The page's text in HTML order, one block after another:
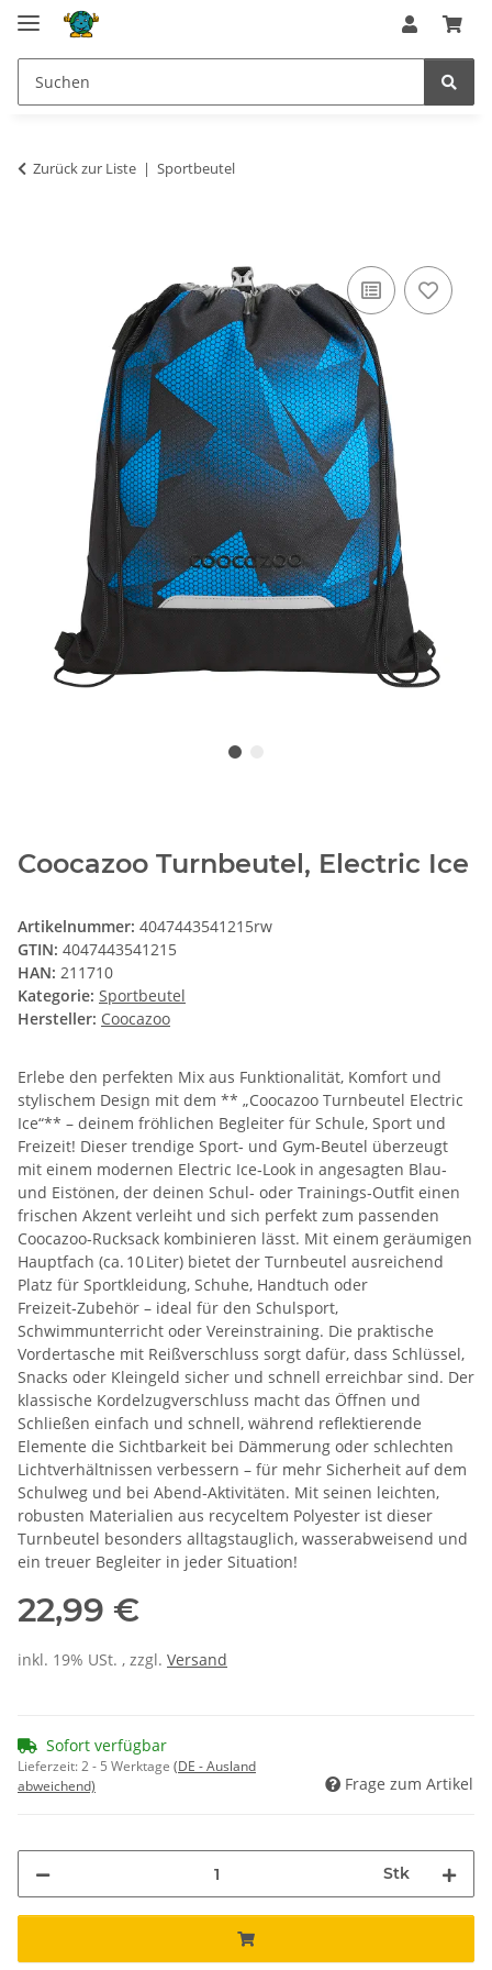
Zurück zur Liste Sportbeutel
Coocazoo Turnbeutel, Electric Ice
Artikelnummer: 4047443541215rw
GTIN: 4047443541215
HAN: 211710
Kategorie: Sportbeutel
Hersteller: Coocazoo
Erlebe den perfekten Mix aus Funktionalität, Komfort und
stylischem Design mit dem ** „Coocazoo Turnbeutel Electric
Ice“** – deinem fröhlichen Begleiter für Schule, Sport und
Freizeit! Dieser trendige Sport‑ und Gym‑Beutel überzeugt
mit einem modernen Electric Ice‑Look in angesagten Blau‑
und Eistönen, der deinen Schul‑ oder Trainings‑Outfit einen
frischen Akzent verleiht und sich perfekt zum passenden
Coocazoo‑Rucksack kombinieren lässt. Mit einem geräumigen
Hauptfach (ca. 10 Liter) bietet der Turnbeutel ausreichend
Platz für Sportkleidung, Schuhe, Handtuch oder
Freizeit‑Zubehör – ideal für den Schulsport,
Schwimmunterricht oder Vereinstraining. Die praktische
Vordertasche mit Reißverschluss sorgt dafür, dass Schlüssel,
Snacks oder Kleingeld sicher und schnell erreichbar sind. Der
klassische Kordelzugverschluss macht das Öffnen und
Schließen einfach und schnell, während reflektierende
Elemente die Sichtbarkeit bei Dämmerung oder schlechten
Lichtverhältnissen verbessern – für mehr Sicherheit auf dem
Schulweg und bei Abend‑Aktivitäten. Mit seinen leichten,
robusten Materialien aus recyceltem Polyester ist dieser
Turnbeutel besonders alltagstauglich, wasserabweisend und
ein treuer Begleiter in jeder Situation!
22,99 €
inkl. 19% USt. , zzgl. Versand
Sofort verfügbar
Lieferzeit:2 - 5 Werktage (DE - Ausland
abweichend)
Frage zum Artikel
Stk